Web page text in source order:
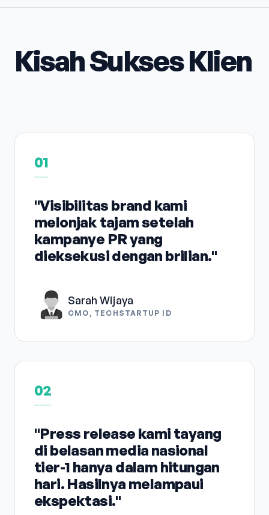
Kisah Sukses Klien
01
"Visibilitas brand kami
melonjak tajam setelah
kampanye PR yang
dieksekusi dengan brilian."
Sarah Wijaya
CMO, TECHSTARTUP ID
02
"Press release kami tayang
di belasan media nasional
tier-1 hanya dalam hitungan
hari. Hasilnya melampaui
ekspektasi."